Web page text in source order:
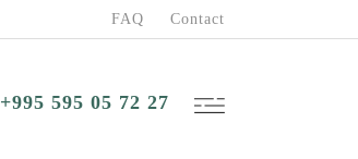
FAQ Contact
+995 595 05 72 27